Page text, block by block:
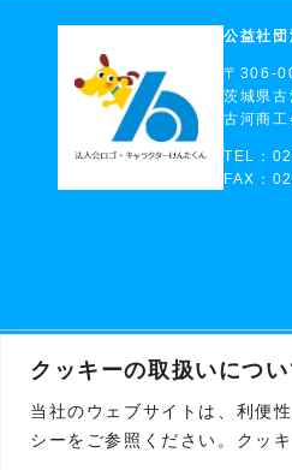
クッキーの取扱いについ
当社のウェブサイトは、利便
シーをご参照ください。クッ
公益社
〒306-
茨城県
古河商工
TEL：
FAX：